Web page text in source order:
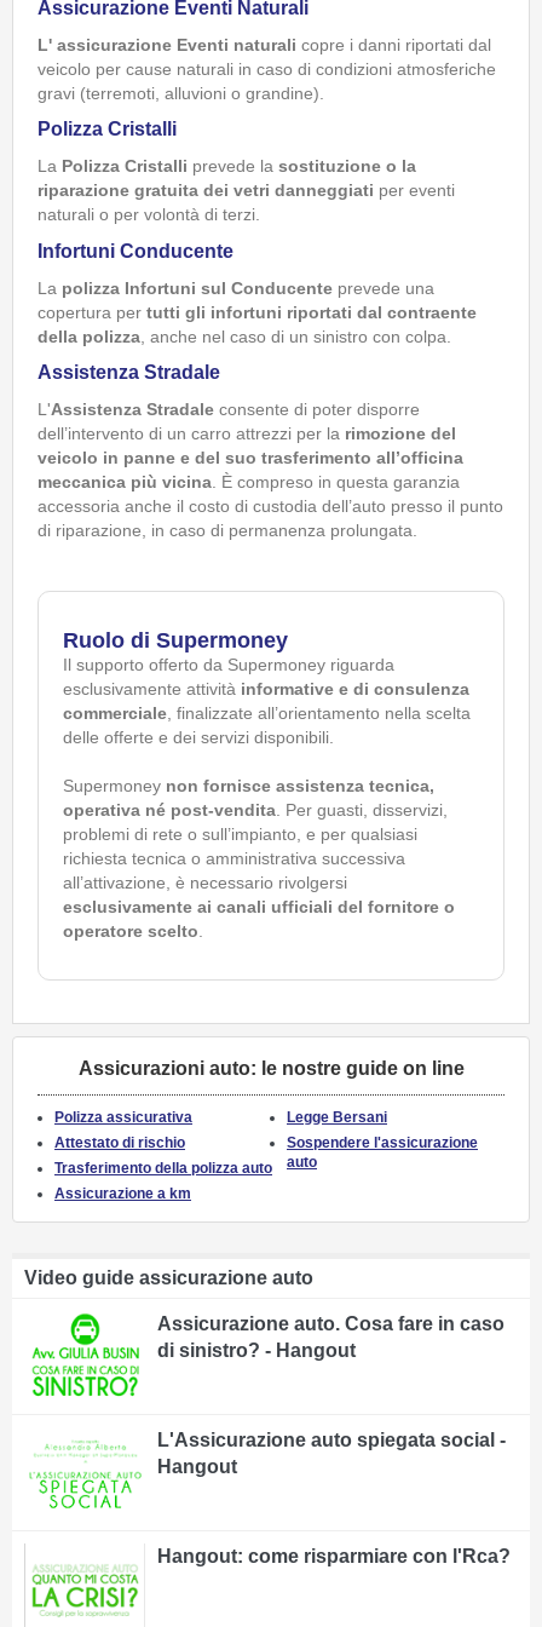
Assicurazione Eventi Naturali
L' assicurazione Eventi naturali copre i danni riportati dal
veicolo per cause naturali in caso di condizioni atmosferiche
gravi (terremoti, alluvioni o grandine).
Polizza Cristalli
La Polizza Cristalli prevede la sostituzione o la
riparazione gratuita dei vetri danneggiati per eventi
naturali o per volontà di terzi.
Infortuni Conducente
La polizza Infortuni sul Conducente prevede una
copertura per tutti gli infortuni riportati dal contraente
della polizza , anche nel caso di un sinistro con colpa.
Assistenza Stradale
L'Assistenza Stradale consente di poter disporre
dell’intervento di un carro attrezzi per la rimozione del
veicolo in panne e del suo trasferimento all’officina
meccanica più vicina . È compreso in questa garanzia
accessoria anche il costo di custodia dell’auto presso il punto
di riparazione, in caso di permanenza prolungata.
Ruolo di Supermoney
Il supporto offerto da Supermoney riguarda
esclusivamente attività informative e di consulenza
commerciale , finalizzate all’orientamento nella scelta
delle offerte e dei servizi disponibili.
Supermoney non fornisce assistenza tecnica,
operativa né post-vendita . Per guasti, disservizi,
problemi di rete o sull’impianto, e per qualsiasi
richiesta tecnica o amministrativa successiva
all’attivazione, è necessario rivolgersi
esclusivamente ai canali ufficiali del fornitore o
operatore scelto
Assicurazioni auto: le nostre guide on line
Polizza assicurativa
Attestato di rischio
Trasferimento della polizza auto
Assicurazione a km
Legge Bersani
Sospendere l'assicurazione
auto
Video guide assicurazione auto
Assicurazione auto. Cosa fare in caso
di sinistro? - Hangout
L'Assicurazione auto spiegata social -
Hangout
Hangout: come risparmiare con l'Rca?